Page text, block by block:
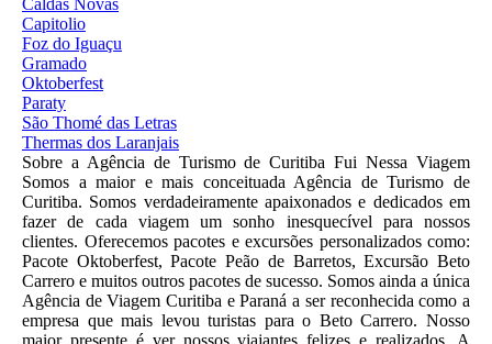
Capitolio
Foz do Iguaçu
Gramado
Oktoberfest
Paraty
São Thomé das Letras
Thermas dos Laranjais
Sobre a Agência de Turismo de Curitiba Fui Nessa Viagem
Somos a maior e mais conceituada Agência de Turismo de
Curitiba. Somos verdadeiramente apaixonados e dedicados em
fazer de cada viagem um sonho inesquecível para nossos
clientes. Oferecemos pacotes e excursões personalizados como:
Pacote Oktoberfest, Pacote Peão de Barretos, Excursão Beto
Carrero e muitos outros pacotes de sucesso. Somos ainda a única
Agência de Viagem Curitiba e Paraná a ser reconhecida como a
empresa que mais levou turistas para o Beto Carrero. Nosso
maior presente é ver nossos viajantes felizes e realizados. A